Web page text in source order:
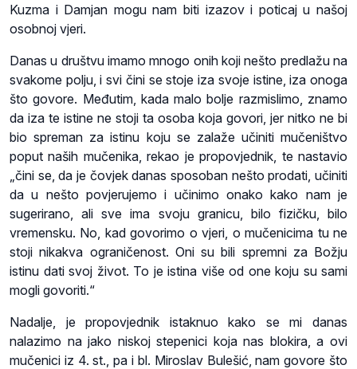
Kuzma i Damjan mogu nam biti izazov i poticaj u našoj
osobnoj vjeri.
Danas u društvu imamo mnogo onih koji nešto predlažu na
svakome polju, i svi čini se stoje iza svoje istine, iza onoga
što govore. Međutim, kada malo bolje razmislimo, znamo
da iza te istine ne stoji ta osoba koja govori, jer nitko ne bi
bio spreman za istinu koju se zalaže učiniti mučeništvo
poput naših mučenika, rekao je propovjednik, te nastavio
„čini se, da je čovjek danas sposoban nešto prodati, učiniti
da u nešto povjerujemo i učinimo onako kako nam je
sugerirano, ali sve ima svoju granicu, bilo fizičku, bilo
vremensku. No, kad govorimo o vjeri, o mučenicima tu ne
stoji nikakva ograničenost. Oni su bili spremni za Božju
istinu dati svoj život. To je istina više od one koju su sami
mogli govoriti.“
Nadalje, je propovjednik istaknuo kako se mi danas
nalazimo na jako niskoj stepenici koja nas blokira, a ovi
mučenici iz 4. st., pa i bl. Miroslav Bulešić, nam govore što